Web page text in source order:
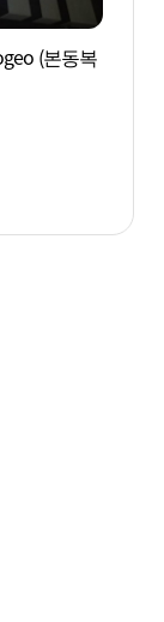
(본동복